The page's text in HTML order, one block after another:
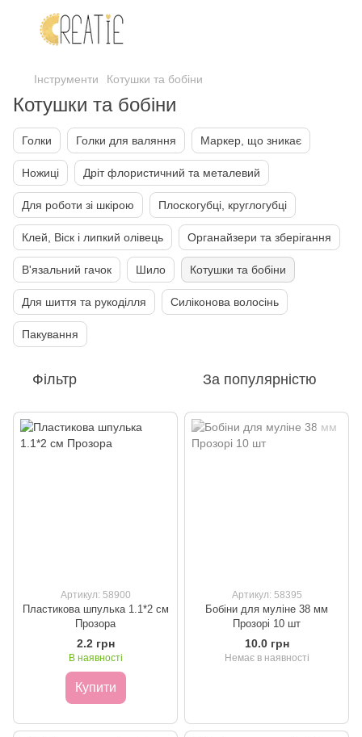
Інструменти Котушки та бобіни
Котушки та бобіни
Голки Голки для валяння Маркер, що зникає
Ножиці Дріт флористичний та металевий
Для роботи зі шкірою Плоскогубці, круглогубці
Клей, Віск і липкий олівець Органайзери та зберігання
В'язальний гачок Шило Котушки та бобіни
Для шиття та рукоділля Силіконова волосінь
Пакування
Фільтр За популярністю
Артикул: 58900
Пластикова шпулька 1.1*2 см
Прозора
2.2 грн
В наявності
Купити
Артикул: 58395
Бобіни для муліне 38 мм
Прозорі 10 шт
10.0 грн
Немає в наявності